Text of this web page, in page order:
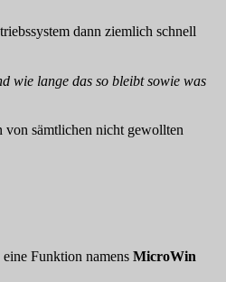
dann ziemlich schnell
wie lange das so bleibt sowie was
von sämtlichen nicht gewollten
Funktion namens MicroWin